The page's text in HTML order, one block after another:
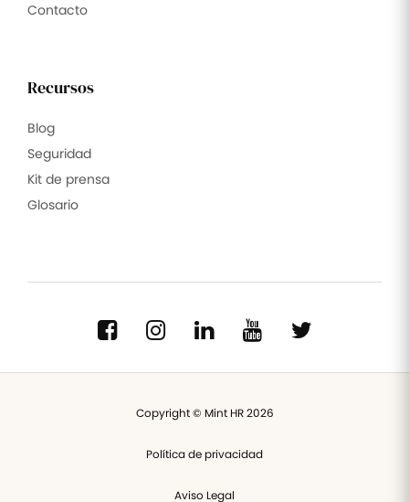
Contacto
Recursos
Blog
Seguridad
Kit de prensa
Glosario
Copyright © Mint HR 2026
Política de privacidad
Aviso Legal